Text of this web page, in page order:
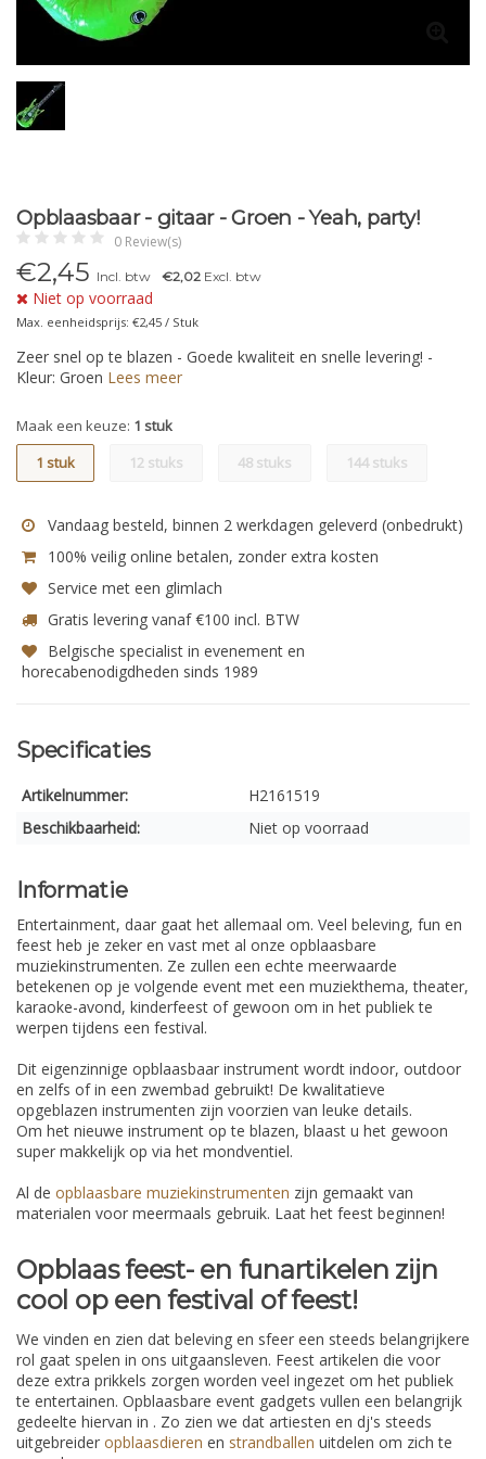
Opblaasbaar - gitaar - Groen - Yeah, party!
0 Review(s)
€2,45 Incl. btw €2,02 Excl. btw
Niet op voorraad
Max. eenheidsprijs: €2,45 / Stuk
Zeer snel op te blazen - Goede kwaliteit en snelle levering! -
Kleur: Groen Lees meer
Maak een keuze: 1 stuk
1 stuk
12 stuks 48 stuks 144 stuks
Vandaag besteld, binnen 2 werkdagen geleverd (onbedrukt)
100% veilig online betalen, zonder extra kosten
Service met een glimlach
Gratis levering vanaf €100 incl. BTW
Belgische specialist in evenement en
horecabenodigdheden sinds 1989
Specificaties
Artikelnummer:
H2161519
Beschikbaarheid:
Niet op voorraad
Informatie
Entertainment, daar gaat het allemaal om. Veel beleving, fun en
feest heb je zeker en vast met al onze opblaasbare
muziekinstrumenten. Ze zullen een echte meerwaarde
betekenen op je volgende event met een muziekthema, theater,
karaoke-avond, kinderfeest of gewoon om in het publiek te
werpen tijdens een festival.
Dit eigenzinnige opblaasbaar instrument wordt indoor, outdoor
en zelfs of in een zwembad gebruikt! De kwalitatieve
opgeblazen instrumenten zijn voorzien van leuke details.
Om het nieuwe instrument op te blazen, blaast u het gewoon
super makkelijk op via het mondventiel.
Al de opblaasbare muziekinstrumenten zijn gemaakt van
materialen voor meermaals gebruik. Laat het feest beginnen!
Opblaas feest- en funartikelen zijn
cool op een festival of feest!
We vinden en zien dat beleving en sfeer een steeds belangrijkere
rol gaat spelen in ons uitgaansleven. Feest artikelen die voor
deze extra prikkels zorgen worden veel ingezet om het publiek
te entertainen. Opblaasbare event gadgets vullen een belangrijk
gedeelte hiervan in . Zo zien we dat artiesten en dj's steeds
uitgebreider opblaasdieren en strandballen uitdelen om zich te